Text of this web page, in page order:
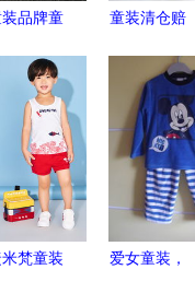
品牌童
何选择靠
厂家及渠
道指南
童装清仓赔
隐情与买卖
策略全解析
梵童装
爱女童装，